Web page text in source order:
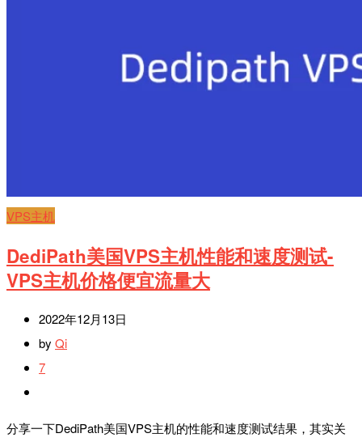
VPS主机
DediPath美国VPS主机性能和速度测试-
VPS主机价格便宜流量大
2022年12月13日
by Qi
7
分享一下DediPath美国VPS主机的性能和速度测试结果，其实关